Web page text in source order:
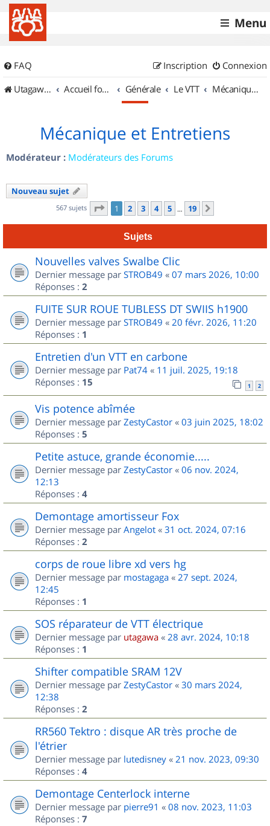
Menu
FAQ Connexion
Inscription
UtagawaVTT (Randos VTT et VTTAE avec traces GPS)
Accueil forum Générale Le VTT Mécanique et Entretiens
Mécanique et Entretiens
Modérateur : Modérateurs des Forums
Nouveau sujet
567 sujets Page 1sur
1 2 3 4 5 … 19
Sujets
Nouvelles valves Swalbe Clic
Dernier message par STROB49 « 07 mars 2026, 10:00
Réponses : 2
FUITE SUR ROUE TUBLESS DT SWIIS h1900
Dernier message par STROB49 « 20 févr. 2026, 11:20
Réponses : 1
Entretien d'un VTT en carbone
Dernier message par Pat74 « 11 juil. 2025, 19:18
Réponses : 15 1 2
Vis potence abîmée
Dernier message par ZestyCastor « 03 juin 2025, 18:02
Réponses : 5
Petite astuce, grande économie.....
Dernier message par ZestyCastor « 06 nov. 2024,
12:13
Réponses : 4
Demontage amortisseur Fox
Dernier message par Angelot « 31 oct. 2024, 07:16
Réponses : 2
corps de roue libre xd vers hg
Dernier message par mostagaga « 27 sept. 2024,
12:45
Réponses : 1
SOS réparateur de VTT électrique
Dernier message par utagawa « 28 avr. 2024, 10:18
Réponses : 1
Shifter compatible SRAM 12V
Dernier message par ZestyCastor « 30 mars 2024,
12:38
Réponses : 2
RR560 Tektro : disque AR très proche de
l'étrier
Dernier message par lutedisney « 21 nov. 2023, 09:30
Réponses : 4
Demontage Centerlock interne
Dernier message par pierre91 « 08 nov. 2023, 11:03
Réponses : 7